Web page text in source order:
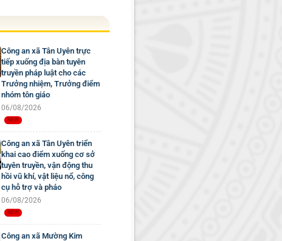
Công an xã Tân Uyên trực
tiếp xuống địa bàn tuyên
truyền pháp luật cho các
Trưởng nhiệm, Trưởng điểm
nhóm tôn giáo
06/08/2026
Công an xã Tân Uyên triển
khai cao điểm xuống cơ sở
tuyên truyền, vận động thu
hồi vũ khí, vật liệu nổ, công
cụ hỗ trợ và pháo
06/08/2026
Công an xã Mường Kim